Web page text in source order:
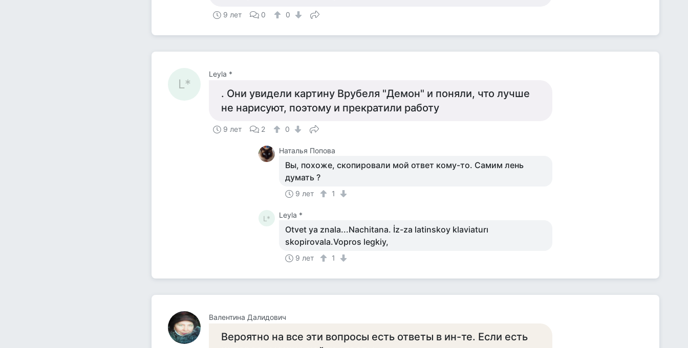
9 лет 0 0
L*
Leyla *
. Они увидели картину Врубеля "Демон" и поняли, что лучше
не нарисуют, поэтому и прекратили работу
9 лет 2 0
Наталья Попова
Вы, похоже, скопировали мой ответ кому-то. Самим лень
думать ?
9 лет 1
L* Leyla *
Otvet ya znala...Nachitana. İz-za latinskoy klaviaturı
skopirovala.Vopros legkiy,
9 лет 1
Валентина Далидович
Вероятно на все эти вопросы есть ответы в ин-те. Если есть